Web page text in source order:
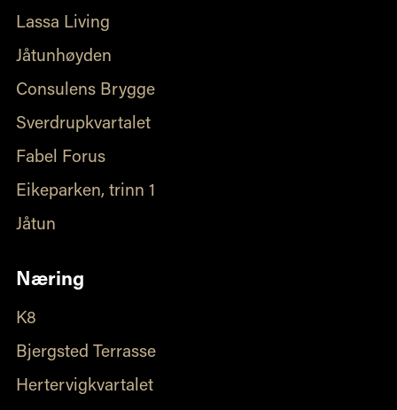
Lassa Living
Jåtunhøyden
Consulens Brygge
Sverdrupkvartalet
Fabel Forus
Eikeparken, trinn 1
Jåtun
Næring
K8
Bjergsted Terrasse
Hertervigkvartalet